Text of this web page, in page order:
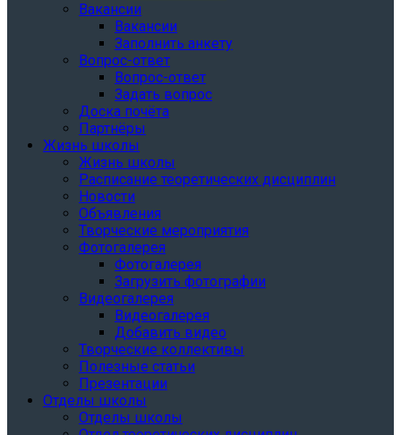
Вакансии
Вакансии
Заполнить анкету
Вопрос-ответ
Вопрос-ответ
Задать вопрос
Доска почёта
Партнёры
Жизнь школы
Жизнь школы
Расписание теоретических дисциплин
Новости
Объявления
Творческие мероприятия
Фотогалерея
Фотогалерея
Загрузить фотографии
Видеогалерея
Видеогалерея
Добавить видео
Творческие коллективы
Полезные статьи
Презентации
Отделы школы
Отделы школы